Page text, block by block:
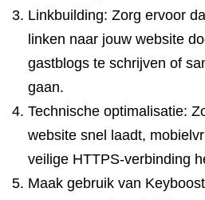
Linkbuilding: Zorg ervoor
linken naar jouw website
gastblogs te schrijven of
gaan.
Technische optimalisatie:
website snel laadt,
veilige HTTPS-verbinding
Maak gebruik van